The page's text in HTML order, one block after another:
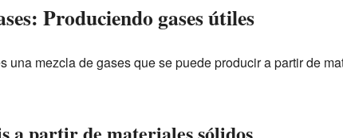
Produciendo gases útiles
una mezcla de gases que se puede producir a partir de